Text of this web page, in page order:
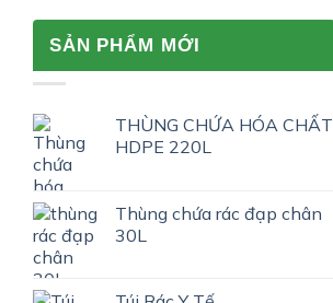
SẢN PHẨM MỚI
THÙNG CHỨA HÓA CHẤT
HDPE 220L
Thùng chứa rác đạp chân
30L